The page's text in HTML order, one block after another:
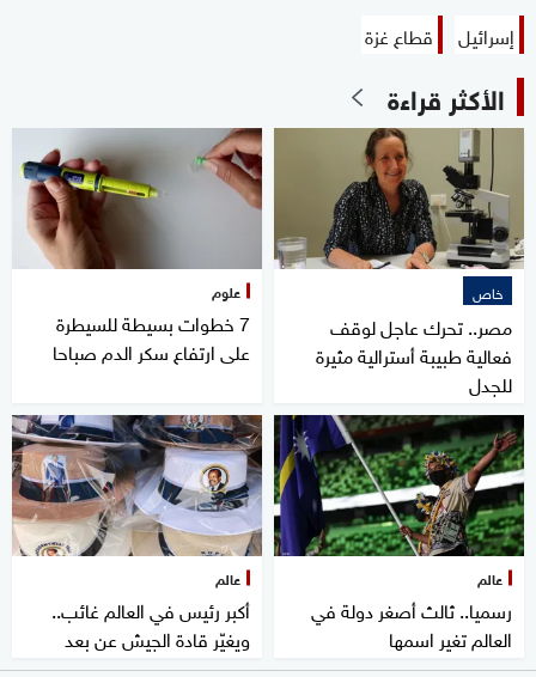
إسرائيل قطاع غزة
الأكثر قراءة
خاص
مصر.. تحرك عاجل لوقف
فعالية طبيبة أسترالية مثيرة
للجدل
علوم
7 خطوات بسيطة للسيطرة
على ارتفاع سكر الدم صباحا
عالم
رسميا.. ثالث أصغر دولة في
العالم تغير اسمها
عالم
أكبر رئيس في العالم غائب..
ويغيّر قادة الجيش عن بعد